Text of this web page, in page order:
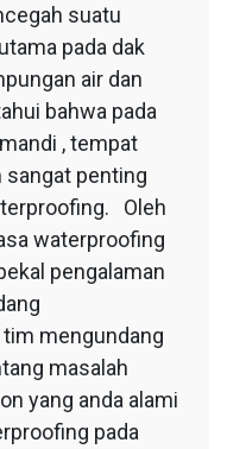
suatu
pada dak
air dan
bahwa pada
, tempat
sangat penting
Oleh
waterproofing
pengalaman
mengundang
masalah
yang anda alami
pada